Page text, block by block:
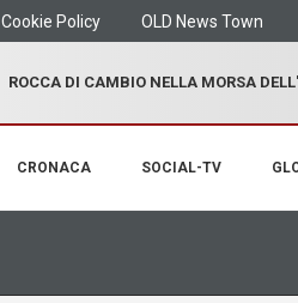
Cookie Policy OLD News Town
ROCCA DI CAMBIO NELLA MORSA
CRONACA SOCIAL-TV